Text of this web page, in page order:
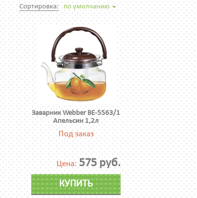
Сортировка: по умолчанию
Заварник Webber BE-5563/1
Апельсин 1,2л
Под заказ
Цена: 575 руб.
КУПИТЬ